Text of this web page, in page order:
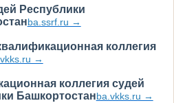
Республики
ba.ssrf.ru →
коллегия
vkks.ru →
коллегия судей
Башкортостанba.vkks.ru →